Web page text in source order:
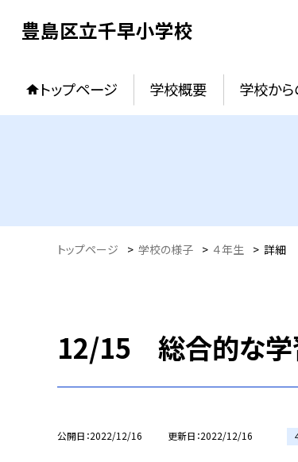
豊島区立千早小学校
トップページ 学校概要 学校から
トップページ > 学校の様子 > ４年生 > 詳細
12/15 総合的な
公開日 2022/12/16 更新日 2022/12/16